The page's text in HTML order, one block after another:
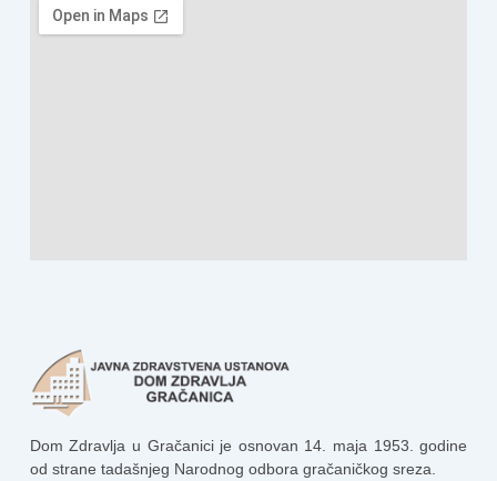
Dom Zdravlja u Gračanici je osnovan 14. maja 1953. godine
od strane tadašnjeg Narodnog odbora gračaničkog sreza.